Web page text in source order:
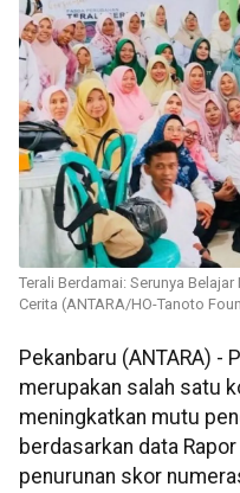
Terali Berdamai: Serunya
Cerita (ANTARA/HO-Tanoto
Pekanbaru (ANTARA) -
merupakan salah satu
meningkatkan mutu
berdasarkan data
penurunan skor